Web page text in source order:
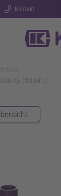
Kontakt
KE (680917)